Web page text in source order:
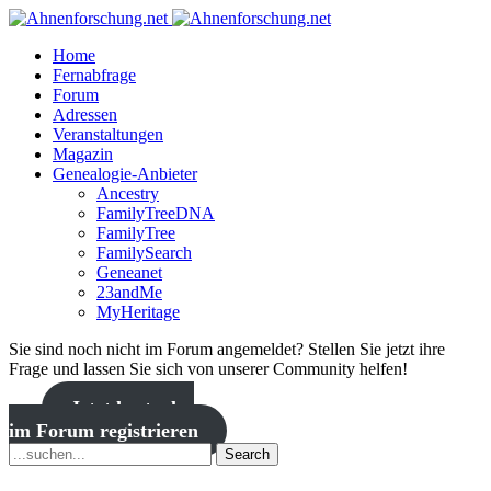
Home
Fernabfrage
Forum
Adressen
Veranstaltungen
Magazin
Genealogie-Anbieter
Ancestry
FamilyTreeDNA
FamilyTree
FamilySearch
Geneanet
23andMe
MyHeritage
Sie sind noch nicht im Forum angemeldet? Stellen Sie jetzt ihre
Frage und lassen Sie sich von unserer Community helfen!
Jetzt kostenlos
im Forum registrieren
Search